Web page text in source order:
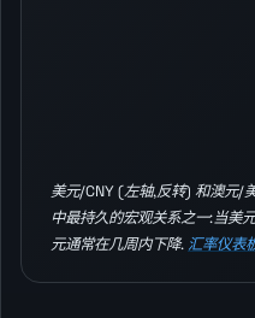
美元/CNY (左轴,反转) 和澳元/
中最持久的宏观关系之一:当美
元通常在几周内下降. 汇率仪表